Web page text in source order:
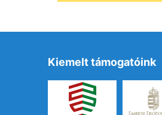
Kiemelt támogatóink